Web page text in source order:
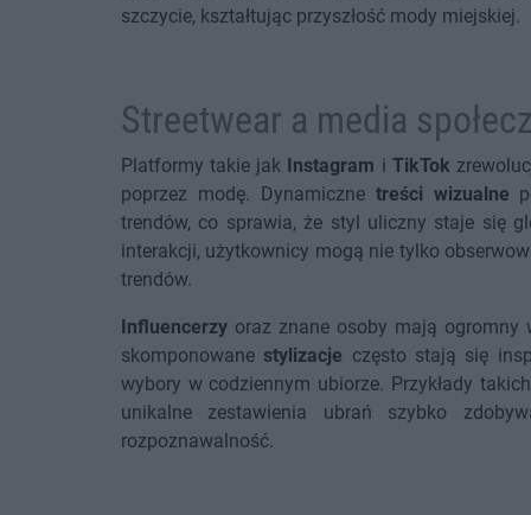
szczycie, kształtując przyszłość mody miejskiej.
Streetwear a media
Platformy takie jak Instagram i TikTok
poprzez modę. Dynamiczne treści wizualne
trendów, co sprawia, że styl uliczny staje się
interakcji, użytkownicy mogą nie tylko
trendów.
Influencerzy oraz znane osoby mają ogromny
skomponowanestylizacje często stają się
wybory w codziennym ubiorze. Przykłady
unikalne zestawienia ubrań szybko
rozpoznawalność.